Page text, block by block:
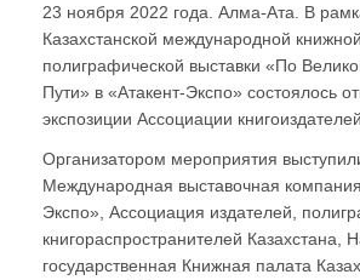
23 ноября 2022 года. Алма-Ата. В
Казахстанской международной
полиграфической выставки «По
Пути» в «Атакент-Экспо» состоялось
экспозиции Ассоциации
Организатором мероприятия
Международная выставочная
Экспо», Ассоциация издателей,
книгораспространителей Казахстана,
государственная Книжная палата